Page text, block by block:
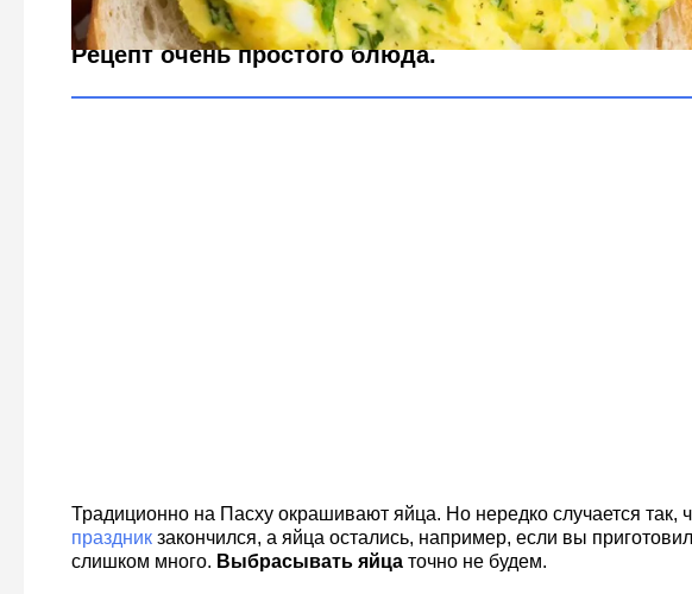
Рецепт очень простого блюда.
Традиционно на Пасху окрашивают яйца. Но нередко случается так,
праздникзакончился, а яйца остались, например, если вы
слишком много. Выбрасывать яйцаточно не будем.